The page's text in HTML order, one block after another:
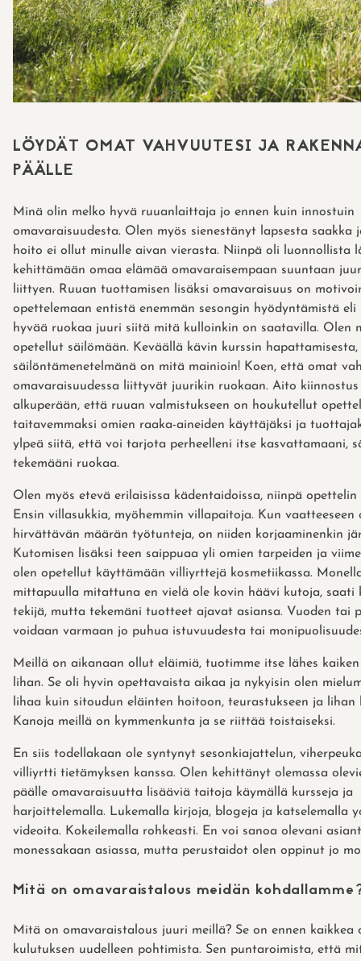
LÖYDÄT OMAT VAHVUUTESI JA
PÄÄLLE
Minä olin melko hyvä ruuanlaittaja jo ennen kuin innostuin
omavaraisuudesta. Olen myös sienestänyt lapsesta saakka
hoito ei ollut minulle aivan vierasta. Niinpä oli luonnollista
kehittämään omaa elämää omavaraisempaan suuntaan
liittyen. Ruuan tuottamisen lisäksi omavaraisuus on
opettelemaan entistä enemmän sesongin hyödyntämistä
hyvää ruokaa juuri siitä mitä kulloinkin on saatavilla. Olen
opetellut säilömään. Keväällä kävin kurssin hapattamisesta,
säilöntämenetelmänä on mitä mainioin! Koen, että omat
omavaraisuudessa liittyvät juurikin ruokaan. Aito kiinnostus
alkuperään, että ruuan valmistukseen on houkutellut
taitavemmaksi omien raaka-aineiden käyttäjäksi ja
ylpeä siitä, että voi tarjota perheelleni itse kasvattamaani,
tekemääni ruokaa.
Olen myös etevä erilaisissa kädentaidoissa, niinpä opettelin
Ensin villasukkia, myöhemmin villapaitoja. Kun
hirvättävän määrän työtunteja, on niiden korjaaminenkin
Kutomisen lisäksi teen saippuaa yli omien tarpeiden ja
olen opetellut käyttämään villiyrttejä kosmetiikassa.
mittapuulla mitattuna en vielä ole kovin häävi kutoja, saati
tekijä, mutta tekemäni tuotteet ajavat asiansa. Vuoden tai
voidaan varmaan jo puhua istuvuudesta tai
Meillä on aikanaan ollut eläimiä, tuotimme itse lähes
lihan. Se oli hyvin opettavaista aikaa ja nykyisin olen
lihaa kuin sitoudun eläinten hoitoon, teurastukseen ja lihan
Kanoja meillä on kymmenkunta ja se riittää toistaiseksi.
En siis todellakaan ole syntynyt sesonkiajattelun,
villiyrtti tietämyksen kanssa. Olen kehittänyt olemassa
päälle omavaraisuutta lisääviä taitoja käymällä kursseja ja
harjoittelemalla. Lukemalla kirjoja, blogeja ja katselemalla
videoita. Kokeilemalla rohkeasti. En voi sanoa olevani
monessakaan asiassa, mutta perustaidot olen oppinut jo
Mitä on omavaraistalous meidän
Mitä on omavaraistalous juuri meillä? Se on ennen kaikkea
kulutuksen uudelleen pohtimista. Sen puntaroimista, että